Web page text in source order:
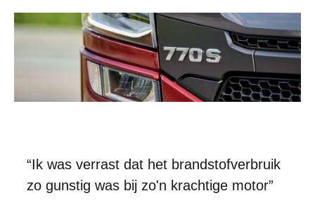
“Ik was verrast dat het brandstofverbruik
zo gunstig was bij zo'n krachtige motor”